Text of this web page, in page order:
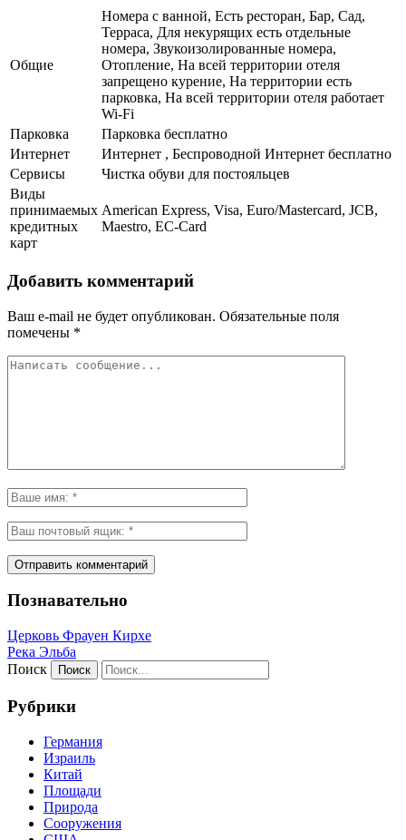
Общие
Номера с ванной, Есть ресторан, Бар, Сад,
Терраса, Для некурящих есть отдельные
номера, Звукоизолированные номера,
Отопление, На всей территории отеля
запрещено курение, На территории есть
парковка, На всей территории отеля работает
Wi-Fi
Парковка
Парковка бесплатно
Интернет
Интернет , Беспроводной Интернет бесплатно
Сервисы
Чистка обуви для постояльцев
Виды
принимаемых
кредитных
карт
American Express, Visa, Euro/Mastercard, JCB,
Maestro, EC-Card
Добавить комментарий
Ваш e-mail не будет опубликован. Обязательные поля
помечены *
Познавательно
Церковь Фрауен Кирхе
Река Эльба
Поиск
Рубрики
Германия
Израиль
Китай
Площади
Природа
Сооружения